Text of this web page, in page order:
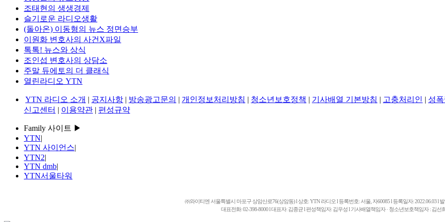
조태현의 생생경제
슬기로운 라디오생활
(돌아온) 이동형의 뉴스 정면승부
이원화 변호사의 사건X파일
톡톡! 뉴스와 상식
조인섭 변호사의 상담소
주말 듀에토의 더 클래식
열린라디오 YTN
YTN 라디오 소개 | 공지사항 | 방송광고문의 | 개인정보처리방침 | 청소년보호정책 | 기사배열 기본방침 | 고충처리인 | 성폭
신고센터 | 이용약관 | 편성규약
Family 사이트 ▶
YTN|
YTN 사이언스|
YTN2|
YTN dmb|
YTN서울타워
㈜와이티엔 서울특별시 마포구 상암산로76(상암동) l 상호: YTN 라디오 l 등록번호: 서울, 자60085 l 등록일자: 2022.06.03 l 발
대표전화: 02-398-8000 l 대표자: 김종균 l 편성책임자: 김우성 l 기사배열책임자 · 청소년보호책임자 : 김선